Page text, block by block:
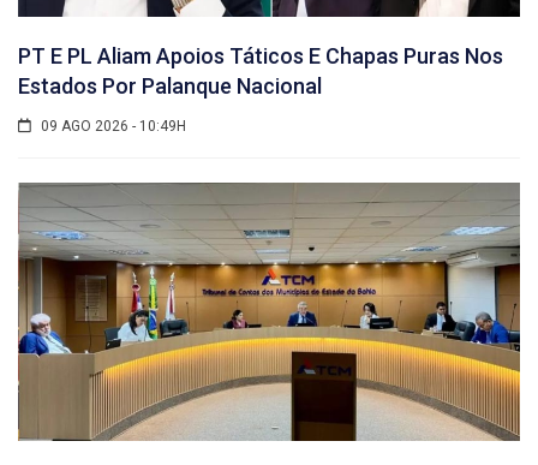
PT E PL Aliam Apoios Táticos E Chapas Puras Nos
Estados Por Palanque Nacional
09 AGO 2026 - 10:49H